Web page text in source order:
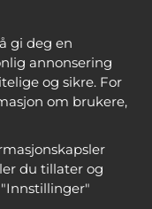
gi deg en
annonsering
og sikre. For
om brukere,
du tillater og